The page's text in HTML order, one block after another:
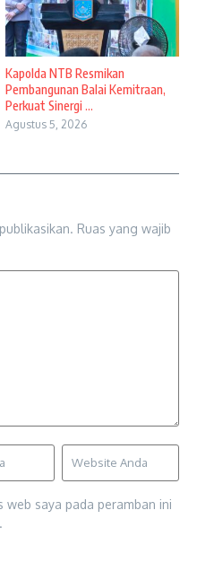
Kapolda NTB Resmikan
Pembangunan Balai Kemitraan,
Perkuat Sinergi ...
Agustus 5, 2026
Ruas yang wajib
web saya pada peramban ini